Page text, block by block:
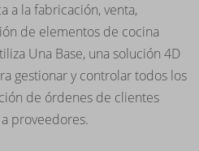
a la fabricación, venta,
de elementos de cocina
Una Base, una solución 4D
gestionar y controlar todos los
de órdenes de clientes
proveedores.